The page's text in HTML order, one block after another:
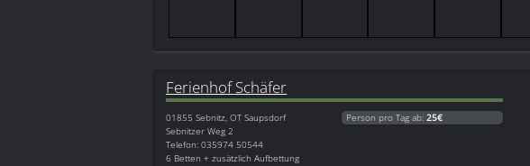
Ferienhof Schäfer
01855 Sebnitz, OT Saupsdorf
Sebnitzer Weg 2
Telefon: 035974 50544
6 Betten + zusätzlich Aufbettung
Person pro Tag ab: 25€